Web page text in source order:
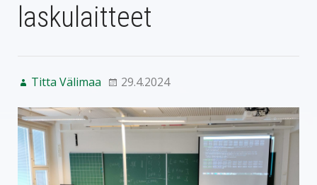
laskulaitteet
Titta Välimaa 29.4.2024